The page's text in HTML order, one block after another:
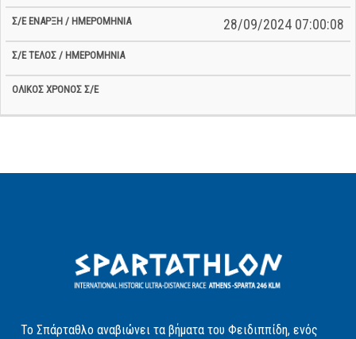
28/09/2024 07:00:08
Το Σπάρταθλο αναβιώνει τα βήματα του Φειδιππίδη, ενός